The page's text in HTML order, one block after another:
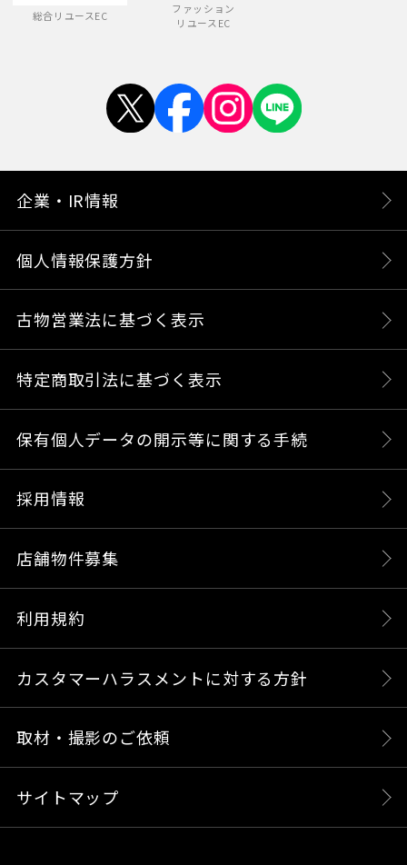
総合リユースEC
ファッション
リユースEC
企業・IR情報
個人情報保護方針
古物営業法に基づく表示
特定商取引法に基づく表示
保有個人データの開示等に関する手続
採用情報
店舗物件募集
利用規約
カスタマーハラスメントに対する方針
取材・撮影のご依頼
サイトマップ